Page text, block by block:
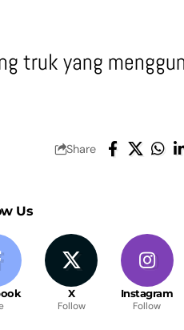
truk yang
Share
Us
X
Follow
Instagram
Follow